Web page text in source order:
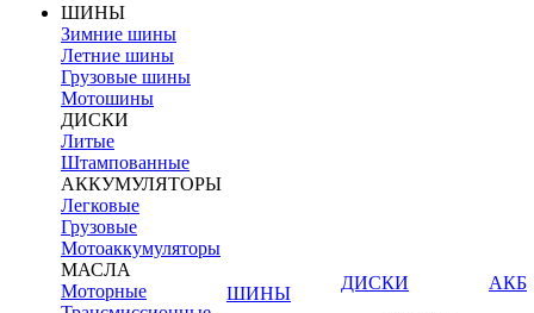
ШИНЫ
Зимние шины
Летние шины
Грузовые шины
Мотошины
ДИСКИ
Литые
Штампованные
АККУМУЛЯТОРЫ
Легковые
Грузовые
Мотоаккумуляторы
МАСЛА
Моторные
ШИНЫ
ДИСКИ
АКБ